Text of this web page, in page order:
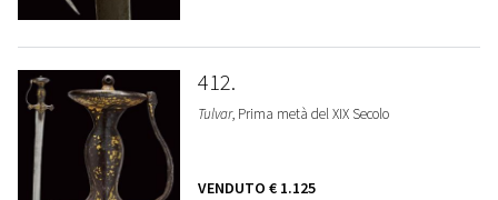
412
Tulvar, Prima metà del XIX Secolo
VENDUTO € 1.125